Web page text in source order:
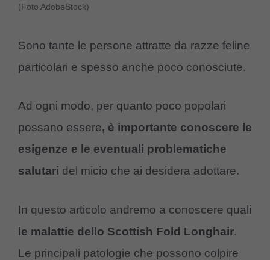
(Foto AdobeStock)
Sono tante le persone attratte da razze feline
particolari e spesso anche poco conosciute.
Ad ogni modo, per quanto poco popolari
possano essere, è importante conoscere le
esigenze e le eventuali problematiche
salutari del micio che ai desidera adottare.
In questo articolo andremo a conoscere quali
le malattie dello Scottish Fold Longhair.
Le principali patologie che possono colpire